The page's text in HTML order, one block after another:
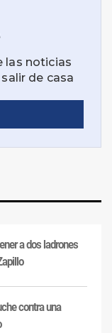
a dos ladrones
contra una